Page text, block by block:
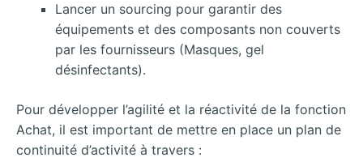
Lancer un sourcing pour garantir des
équipements et des composants non couverts
par les fournisseurs (Masques, gel
désinfectants).
Pour développer l’agilité et la réactivité de la fonction
Achat, il est important de mettre en place un plan de
continuité d’activité à travers :